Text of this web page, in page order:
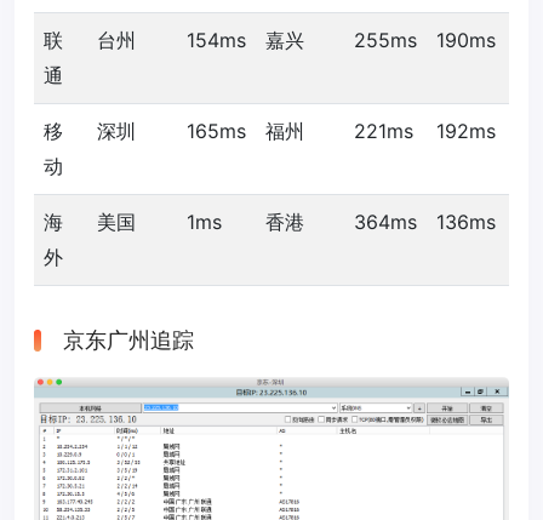
联
通
台州 154ms 嘉兴 255ms 190ms
移
动
深圳 165ms 福州 221ms 192ms
海
外
美国 1ms 香港 364ms 136ms
京东广州追踪